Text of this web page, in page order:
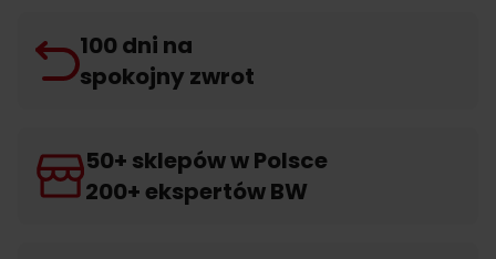
100 dni na
spokojny zwrot
50+ sklepów w Polsce
200+ ekspertów BW